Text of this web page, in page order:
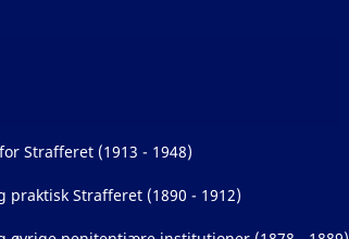
Strafferet (1913 - 1948)
Strafferet (1890 - 1912)